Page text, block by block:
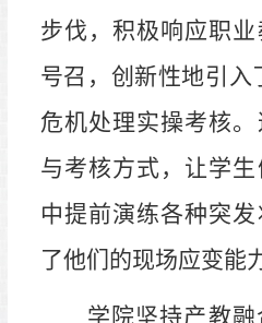
步伐，积极响应职
号召 ， 创新性地引入
危机处理实操考核
与考核方式，让学
中提前演练各种突
了他们的现场应变能
学院坚持产教